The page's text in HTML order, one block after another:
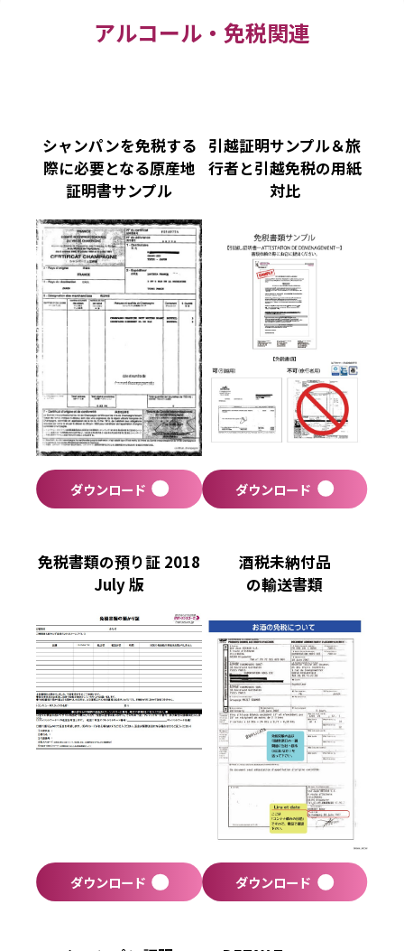
アルコール・免税関連
シャンパンを免税する
際に必要となる原産地
証明書サンプル
ダウンロード
引越証明サンプル＆旅
行者と引越免税の用紙
対比
ダウンロード
免税書類の預り証 2018
July 版
ダウンロード
酒税未納付品
の輸送書類
ダウンロード